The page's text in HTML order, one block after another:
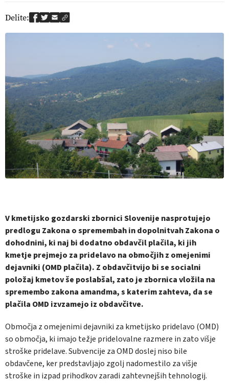
Delite:
V kmetijsko gozdarski zbornici Slovenije nasprotujejo
predlogu Zakona o spremembah in dopolnitvah Zakona o
dohodnini, ki naj bi dodatno obdavčil plačila, ki jih
kmetje prejmejo za pridelavo na območjih z omejenimi
dejavniki (OMD plačila). Z obdavčitvijo bi se socialni
položaj kmetov še poslabšal, zato je zbornica vložila na
spremembo zakona amandma, s katerim zahteva, da se
plačila OMD izvzamejo iz obdavčitve.
Območja z omejenimi dejavniki za kmetijsko pridelavo (OMD)
so območja, ki imajo težje pridelovalne razmere in zato višje
stroške pridelave. Subvencije za OMD doslej niso bile
obdavčene, ker predstavljajo zgolj nadomestilo za višje
stroške in izpad prihodkov zaradi zahtevnejših tehnologij.